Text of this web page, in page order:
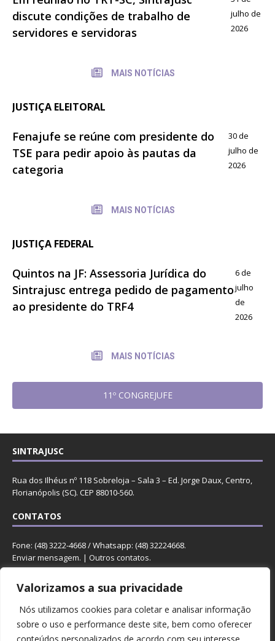
Valorizamos a sua privacidade
Nós utilizamos cookies para coletar e analisar informação
sobre o uso e performance deste site, bem como oferecer
discute condições de trabalho de
servidores e servidoras
julho de
2026
MAIS NOTÍCIAS
JUSTIÇA ELEITORAL
Fenajufe se reúne com presidente do
TSE para pedir apoio às pautas da
categoria
30 de
julho de
2026
MAIS NOTÍCIAS
JUSTIÇA FEDERAL
Quintos na JF: Assessoria Jurídica do
Sintrajusc entrega pedido de pagamento
ao presidente do TRF4
6 de
julho
de
2026
MAIS NOTÍCIAS
11º CONGREJUFE
SINTRAJUSC
Rua dos Ilhéus nº 118 Sobreloja – Sala 3 – Ed. Jorge Daux, Centro,
Florianópolis (SC). CEP 88010-560.
CONTATOS
Fone: (48) 3222-4668 / Whatsapp: (48) 32224668.
Enviar mensagem. | Outros contatos.
REDES